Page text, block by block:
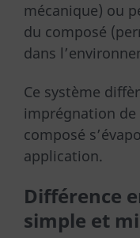
mécanique) ou
du composé
dans
Ce système
imprégnation
composé
application.
Différence
simple et